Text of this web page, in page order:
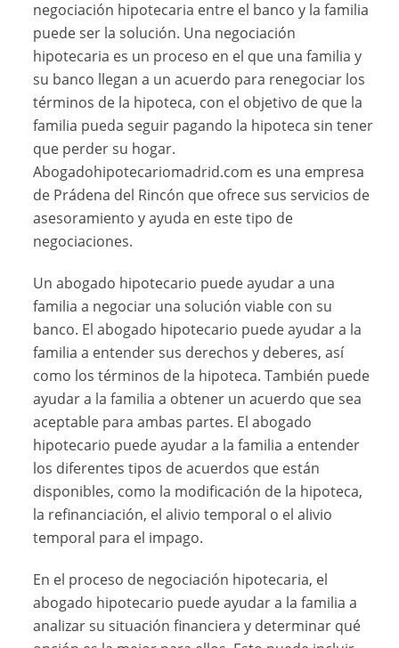
negociación hipotecaria entre el banco y la familia
puede ser la solución. Una negociación
hipotecaria es un proceso en el que una familia y
su banco llegan a un acuerdo para renegociar los
términos de la hipoteca, con el objetivo de que la
familia pueda seguir pagando la hipoteca sin tener
que perder su hogar.
Abogadohipotecariomadrid.com es una empresa
de Prádena del Rincón que ofrece sus servicios de
asesoramiento y ayuda en este tipo de
negociaciones.
Un abogado hipotecario puede ayudar a una
familia a negociar una solución viable con su
banco. El abogado hipotecario puede ayudar a la
familia a entender sus derechos y deberes, así
como los términos de la hipoteca. También puede
ayudar a la familia a obtener un acuerdo que sea
aceptable para ambas partes. El abogado
hipotecario puede ayudar a la familia a entender
los diferentes tipos de acuerdos que están
disponibles, como la modificación de la hipoteca,
la refinanciación, el alivio temporal o el alivio
temporal para el impago.
En el proceso de negociación hipotecaria, el
abogado hipotecario puede ayudar a la familia a
analizar su situación financiera y determinar qué